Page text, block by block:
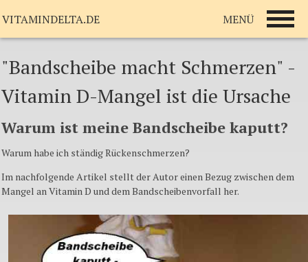
"Bandscheibe macht Schmerzen" -
Vitamin D-Mangel ist die Ursache
Warum ist meine Bandscheibe kaputt?
Warum habe ich ständig Rückenschmerzen?
Im nachfolgende Artikel stellt der Autor einen Bezug zwischen dem
Mangel an Vitamin D und dem Bandscheibenvorfall her.
VITAMINDELTA.DE MENÜ